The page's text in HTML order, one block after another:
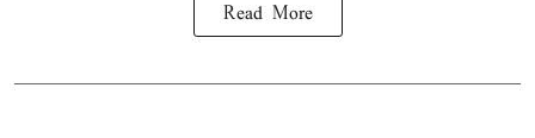
Read More